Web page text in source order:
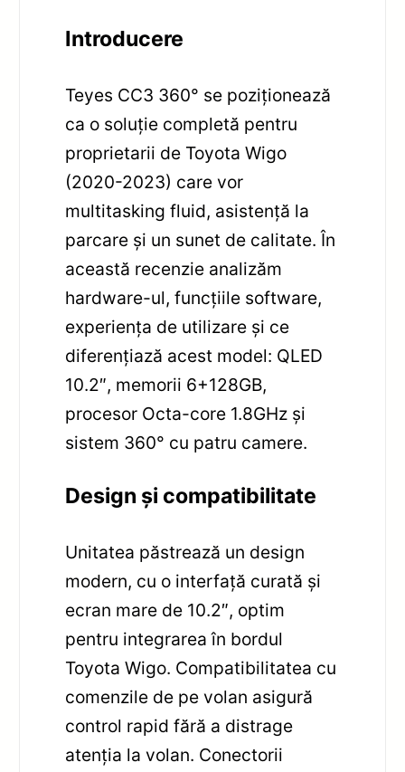
Introducere
Teyes CC3 360° se poziționează
ca o soluție completă pentru
proprietarii de Toyota Wigo
(2020-2023) care vor
multitasking fluid, asistență la
parcare și un sunet de calitate. În
această recenzie analizăm
hardware-ul, funcțiile software,
experiența de utilizare și ce
diferențiază acest model: QLED
10.2″, memorii 6+128GB,
procesor Octa-core 1.8GHz și
sistem 360° cu patru camere.
Design și compatibilitate
Unitatea păstrează un design
modern, cu o interfață curată și
ecran mare de 10.2″, optim
pentru integrarea în bordul
Toyota Wigo. Compatibilitatea cu
comenzile de pe volan asigură
control rapid fără a distrage
atenția la volan. Conectorii